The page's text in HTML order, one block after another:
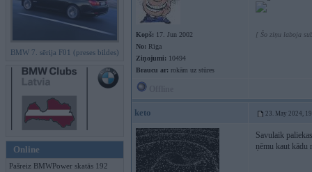
BMW 7. sērija F01 (preses bildes)
Online
Pašreiz BMWPower skatās 192
Kopš: 17. Jun 2002
No: Rīga
Ziņojumi: 10494
Braucu ar: rokām uz stūres
[ Šo ziņu laboja
keto 23. May 2024,
Savulaik
ņēmu kaut kādu